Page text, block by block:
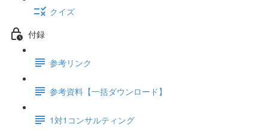
クイズ
付録
参考リンク
参考資料【一括ダウンロード】
1対1コンサルティング